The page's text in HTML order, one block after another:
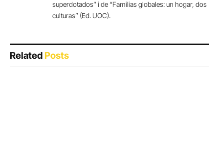
superdotados” i de “Familias globales: un hogar, dos
culturas” (Ed. UOC).
RelatedPosts